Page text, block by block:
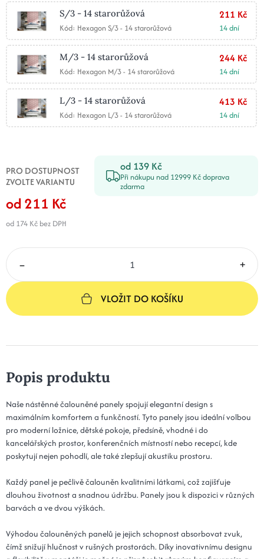
S/3 - 14 starorůžová
Kód: Hexagon S/3 - 14 starorůžová
211 Kč
14 dní
M/3 - 14 starorůžová
Kód: Hexagon M/3 - 14 starorůžová
244 Kč
14 dní
L/3 - 14 starorůžová
Kód: Hexagon L/3 - 14 starorůžová
413 Kč
14 dní
PRO DOSTUPNOST
ZVOLTE VARIANTU
od 139 Kč
Při nákupu nad 12999 Kč doprava
zdarma
od 211 Kč
od 174 Kč bez DPH
– +
VLOŽIT DO KOŠÍKU
Popis produktu
Naše nástěnné čalouněné panely spojují elegantní design s
maximálním komfortem a funkčností. Tyto panely jsou ideální volbou
pro moderní ložnice, dětské pokoje, předsíně, vhodné i do
kancelářských prostor, konferenčních místností nebo recepcí, kde
poskytují nejen pohodlí, ale také zlepšují akustiku prostoru.
Každý panel je pečlivě čalouněn kvalitními látkami, což zajišťuje
dlouhou životnost a snadnou údržbu. Panely jsou k dispozici v různých
barvách a ve dvou výškách.
Výhodou čalouněných panelů je jejich schopnost absorbovat zvuk,
čímž snižují hlučnost v rušných prostorách. Díky inovativnímu designu